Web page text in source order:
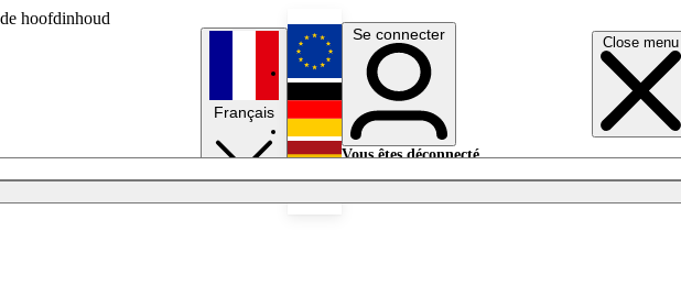
hoofdinhoud
Close menu
Français
English
Deutsch
Se connecter
Vous êtes déconnecté.